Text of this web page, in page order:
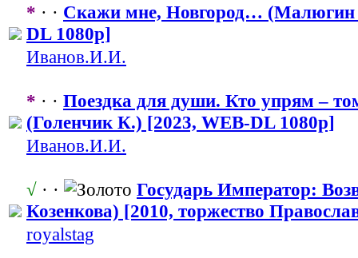
* · · Скажи мне, Новгород…
DL 1080p]
Иванов.И.И.
* · · Поездка для души. Кто упрям –
(Голенчик К.) [2023, WEB-DL 1080p]
Иванов.И.И.
√ · ·
Государь Император:
Козенкова) [2010, торжество
royalstag